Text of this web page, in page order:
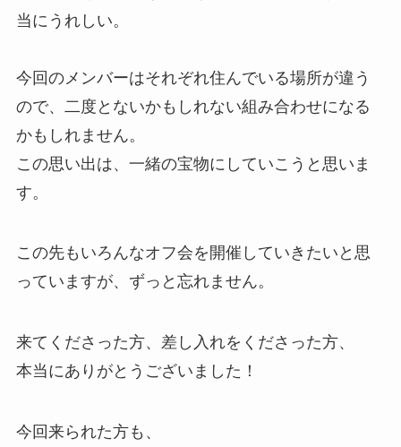
当にうれしい。
今回のメンバーはそれぞれ住んでいる場所が違う
ので、二度とないかもしれない組み合わせになる
かもしれません。
この思い出は、一緒の宝物にしていこうと思いま
す。
この先もいろんなオフ会を開催していきたいと思
っていますが、ずっと忘れません。
来てくださった方、差し入れをくださった方、
本当にありがとうございました！
今回来られた方も、